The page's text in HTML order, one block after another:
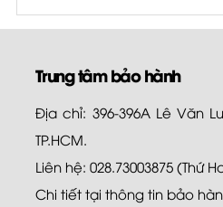
Trung tâm bảo hành
Địa chỉ: 396-396A Lê Văn
TP.HCM.
Liên hệ: 028.73003875 (Thứ
Chi tiết tại thông tin bảo